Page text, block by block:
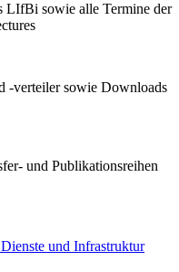
LIfBi sowie alle Termine der
-verteiler sowie Downloads
und Publikationsreihen
und Infrastruktur